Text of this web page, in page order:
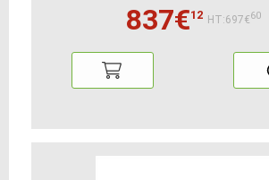
837€12 HT:697€60